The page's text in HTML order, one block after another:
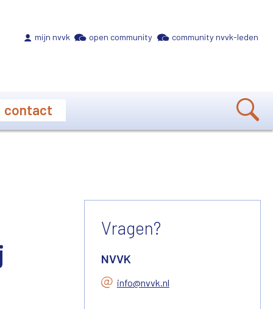
mijn nvvk open community community nvvk-leden
contact
Vragen?
NVVK
info@nvvk.nl